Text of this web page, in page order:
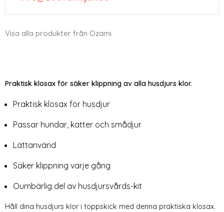
Visa alla produkter från Ozami
Praktisk klosax för säker klippning av alla husdjurs klor.
Praktisk klosax för husdjur
Passar hundar, katter och smådjur
Lättanvänd
Säker klippning varje gång
Oumbärlig del av husdjursvårds-kit
Håll dina husdjurs klor i toppskick med denna praktiska klosax.